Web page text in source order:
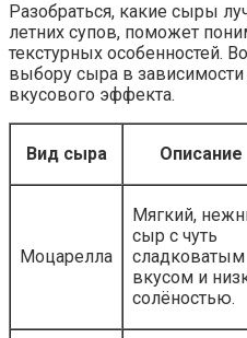
Разобраться, какие сыры
летних супов, поможет
текстурных особенностей.
выбору сыра в зависимости
вкусового эффекта.
Вид сыра Описание
Моцарелла
Мягкий,
сыр с чуть
сладковатым
вкусом и
солёностью.